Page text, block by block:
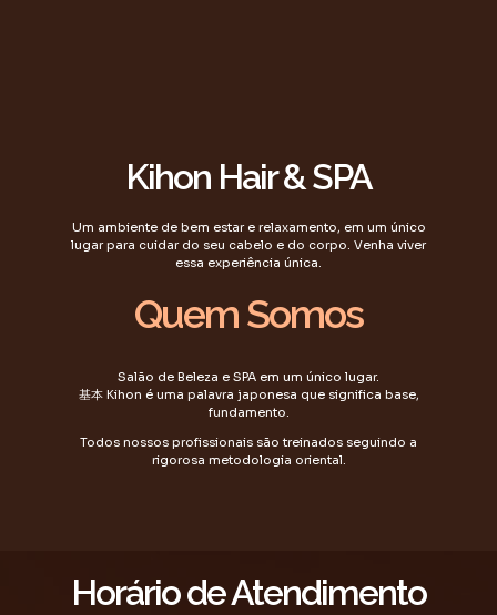
Kihon Hair & SPA
Um ambiente de bem estar e relaxamento, em um único
lugar para cuidar do seu cabelo e do corpo. Venha viver
essa experiência única.
Quem Somos
Salão de Beleza e SPA em um único lugar.
基本 Kihon é uma palavra japonesa que significa base,
fundamento.
Todos nossos profissionais são treinados seguindo a
rigorosa metodologia oriental.
Horário de Atendimento